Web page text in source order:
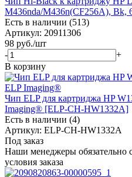
M436nda/M436n(CF256A), Bk,
Есть в наличии (513)
Артикул: 20911306
98 руб./шт
-
+
В корзину
Чип ELP для картриджа HP
Imaging® [ELP-CH-HW1332A]
Есть в наличии (4)
Артикул: ELP-CH-HW1332A
Под заказ
Наши менеджеры обязательно
условия заказа